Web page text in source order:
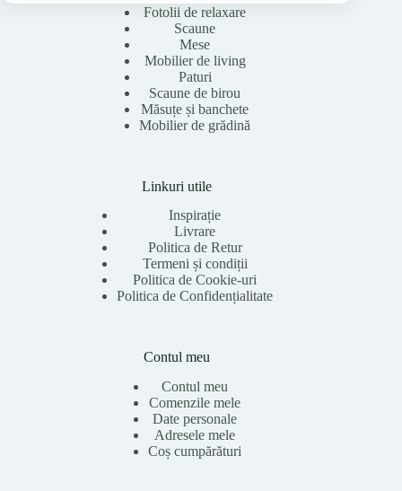
Fotolii de relaxare
Scaune
Mese
Mobilier de living
Paturi
Scaune de birou
Măsuțe și banchete
Mobilier de grădină
Linkuri utile
Inspirație
Livrare
Politica de Retur
Termeni și condiții
Politica de Cookie-uri
Politica de Confidențialitate
Contul meu
Contul meu
Comenzile mele
Date personale
Adresele mele
Coș cumpărături